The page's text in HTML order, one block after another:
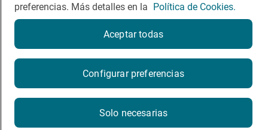
Reserva una mesa
antiguaventaalfarnate@gmail.com
Por favor, contacta directamente con el restaurante.
© Repsol S.A. 2000- 2026
preferencias. Más detalles en la Política de Cookies.
Configurar preferencias
Solo necesarias
Aceptar todas